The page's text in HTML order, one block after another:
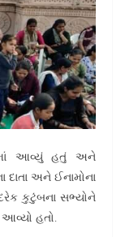
આવ્યું હતું અને
દાતા અને ઈનામોના
દરેક કુટુંબના સભ્યોને
હતો.